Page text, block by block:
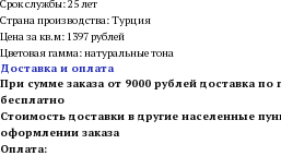
Срок службы: 25 лет
Страна производства: Турция
Цена за кв.м: 1397 рублей
Цветовая гамма: натуральные тона
Доставка и оплата
При сумме заказа от 9000 рублей доставка
бесплатно
Стоимость доставки в другие населенные
оформлении заказа
Оплата: